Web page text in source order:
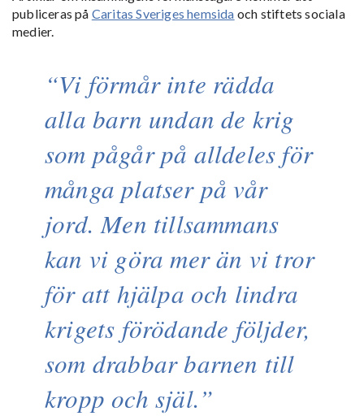
publiceras på Caritas Sveriges hemsida och stiftets sociala
medier.
Vi förmår inte rädda
alla barn undan de krig
som pågår på alldeles för
många platser på vår
jord. Men tillsammans
kan vi göra mer än vi tror
för att hjälpa och lindra
krigets förödande följder,
som drabbar barnen till
kropp och själ.